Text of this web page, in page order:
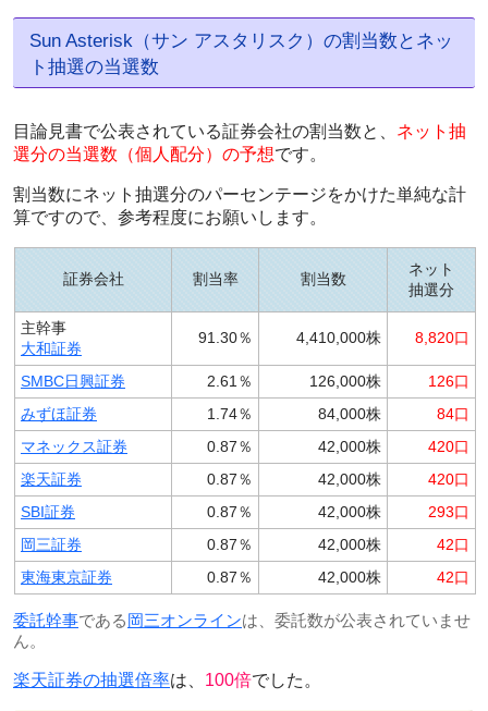
Sun Asterisk（サン アスタリスク）の割当数とネッ
ト抽選の当選数
目論見書で公表されている証券会社の割当数と、 ネット抽
選分の当選数（個人配分）の予想です。
割当数にネット抽選分のパーセンテージをかけた単純な計
算ですので、参考程度にお願いします。
証券会社 割当率 割当数
ネット
抽選分
主幹事
大和証券
91.30％ 4,410,000株 8,820口
SMBC日興証券 2.61％ 126,000株
126口
みずほ証券
1.74％ 84,000株
84口
マネックス証券
0.87％ 42,000株
420口
楽天証券
0.87％ 42,000株
420口
SBI証券
0.87％ 42,000株
293口
岡三証券
0.87％ 42,000株
42口
東海東京証券
0.87％ 42,000株 42口
委託幹事である岡三オンラインは、委託数が公表されていませ
ん。
楽天証券の抽選倍率は、 100倍でした。